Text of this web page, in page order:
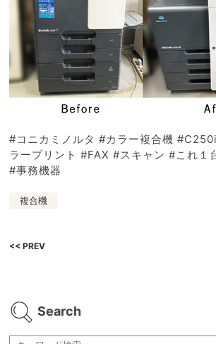
#コニカミノルタ #カラー複合機
ラープリント #FAX #スキャン #これ１
#事務機器
複合機
<< PREV
Search